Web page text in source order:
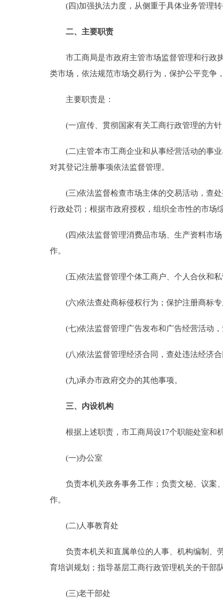
ENGLISH
DEUTSCH
ESPAÑOL
(四)加强执法力度，从侧重于具体业务管理转
二、主要职责
市工商局是市政府主管市场监督管理和行政执
类市场，依法规范市场交易行为，保护公平竞争
主要职责是：
(一)宣传、贯彻国家有关工商行政管理的方针
(二)主管本市工商企业和从事经营活动的事业
对其登记注册事项依法监督管理。
(三)依法监督检查市场主体的交易活动，查处
行政处罚；根据市政府授权，组织全市性的市场
(四)依法监督管理消费品市场、生产资料市场
作。
(五)依法监督管理个体工商户、个人合伙和私
(六)依法查处商标侵权行为；保护注册商标专
(七)依法监督管理广告发布和广告经营活动，
(八)依法监督管理经济合同，查处违法经济合
(九)承办市政府交办的其他事项。
三、内设机构
根据上述职责，市工商局设17个职能处室和
(一)办公室
负责本机关政务事务工作；负责文秘、议案、
作。
(二)人事教育处
负责本机关和直属单位的人事、机构编制、劳
育培训规划；指导基层工商行政管理机关的
(三)老干部处